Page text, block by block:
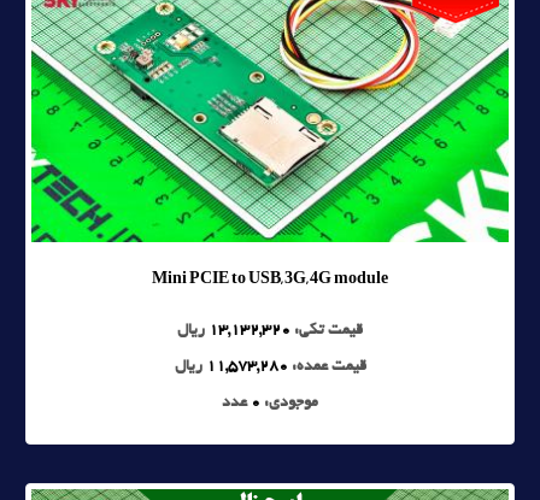
Mini PCIE to USB, 3G, 4G module
قیمت تکی: 13,132,320 ریال
قیمت عمده: 11,573,280 ریال
موجودی: 0 عدد